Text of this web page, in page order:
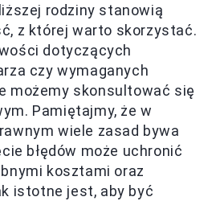
rodziny stanowią
z której warto skorzystać.
dotyczących
czy wymaganych
możemy skonsultować się
Pamiętajmy, że w
wiele zasad bywa
błędów może uchronić
kosztami oraz
istotne jest, aby być